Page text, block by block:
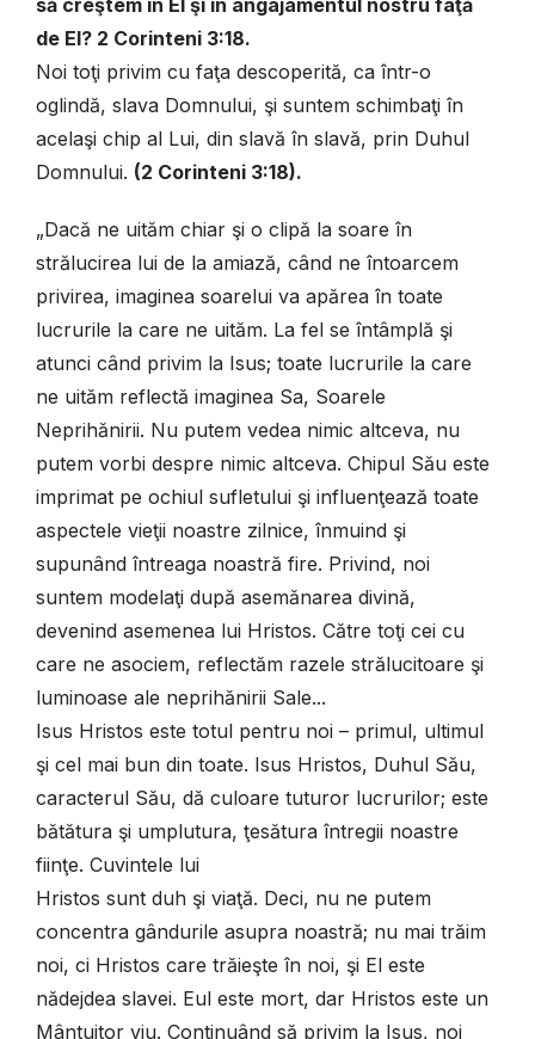
de El? 2 Corinteni 3:18.
Noi toţi privim cu faţa descoperită, ca într-o
oglindă, slava Domnului, şi suntem schimbaţi în
acelaşi chip al Lui, din slavă în slavă, prin Duhul
Domnului. (2 Corinteni 3:18).
„Dacă ne uităm chiar şi o clipă la soare în
strălucirea lui de la amiază, când ne întoarcem
privirea, imaginea soarelui va apărea în toate
lucrurile la care ne uităm. La fel se întâmplă şi
atunci când privim la Isus; toate lucrurile la care
ne uităm reflectă imaginea Sa, Soarele
Neprihănirii. Nu putem vedea nimic altceva, nu
putem vorbi despre nimic altceva. Chipul Său este
imprimat pe ochiul sufletului şi influenţează toate
aspectele vieţii noastre zilnice, înmuind şi
supunând întreaga noastră fire. Privind, noi
suntem modelaţi după asemănarea divină,
devenind asemenea lui Hristos. Către toţi cei cu
care ne asociem, reflectăm razele strălucitoare şi
luminoase ale neprihănirii Sale...
Isus Hristos este totul pentru noi – primul, ultimul
şi cel mai bun din toate. Isus Hristos, Duhul Său,
caracterul Său, dă culoare tuturor lucrurilor; este
bătătura şi umplutura, ţesătura întregii noastre
fiinţe. Cuvintele lui
Hristos sunt duh şi viaţă. Deci, nu ne putem
concentra gândurile asupra noastră; nu mai trăim
noi, ci Hristos care trăieşte în noi, şi El este
nădejdea slavei. Eul este mort, dar Hristos este un
Mântuitor viu. Continuând să privim la Isus, noi